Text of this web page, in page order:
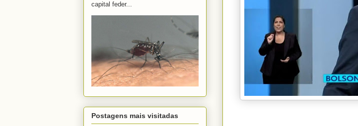
capital feder...
Postagens mais visitadas